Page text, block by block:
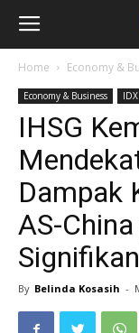
Home Economy &
Economy & Business
IHSG
Dampak
AS-
Signifikan
By Belinda Kosasih -